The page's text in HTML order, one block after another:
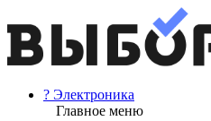
? Электроника
Главное меню